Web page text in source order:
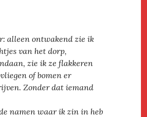
alleen ontwakend zie ik
van het dorp,
zie ik ze flakkeren
of bomen er
Zonder dat iemand
namen waar ik zin in heb